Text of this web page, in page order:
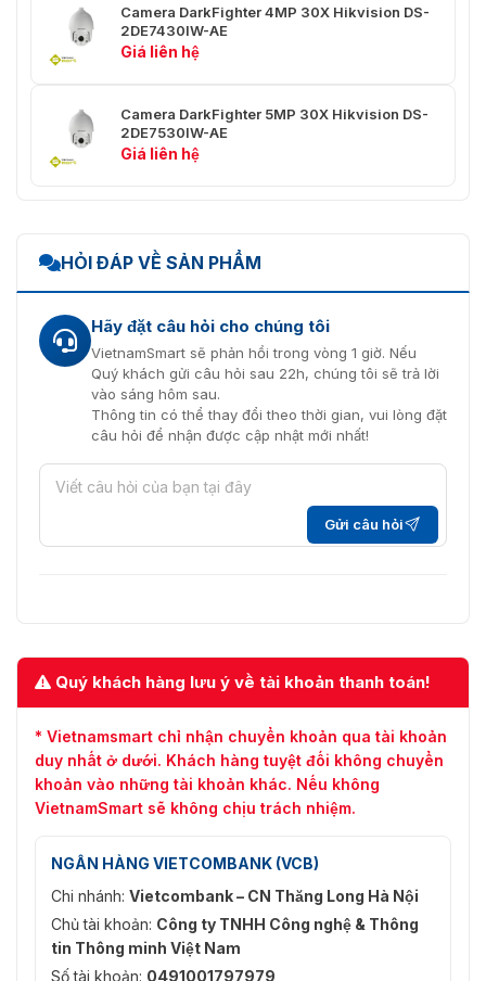
Tỷ lệ
khung
hình:
Bản gốc:
50Hz: 25 khung hình/giây (3840 × 2160, 3072 ×
1728, 2560 × 1440, 1920 × 1 080, 1280 × 720)
Toàn cảnh + ePTZ:
Kênh toàn cảnh:
50Hz: 25 khung hình / giây (3840 × 2160, 3072 ×
50Hz: 25 khung hình/giây (1920 × 1080, 1280 ×
720)
Toàn cảnh được chia:
50Hz: 25 khung hình/giây (2032 × 3616)
60Hz: 30 khung hình/giây (2032 × 3616)
hình
ảnh:
BLC, 3D DNR, HLC, defog, EIS (chỉ hỗ trợ chế độ
gốc)
Cài đặt
Xoay (chỉ chế độ gốc hỗ trợ), độ bão hòa, độ
sáng, độ tương phản, độ sắc nét, AGC và cân
HLC: Ủng hộ
sương
thông
minh:
Ủng hộ
3D:
Chuyển
đổi
ngày/
đêm:
Ngày/Đêm/Tự động/Lịch trình/Kích hoạt bằng
báo động vào (với model –S)
Camera DarkFighter 4MP 30X Hikvision DS-
2DE7430IW-AE
Giá liên hệ
Camera DarkFighter 5MP 30X Hikvision DS-
2DE7530IW-AE
Giá liên hệ
HỎI ĐÁP VỀ SẢN PHẨM
Hãy đặt câu hỏi cho chúng tôi
VietnamSmart sẽ phản hồi trong vòng 1 giờ. Nếu
Quý khách gửi câu hỏi sau 22h, chúng tôi sẽ trả lời
vào sáng hôm sau.
Thông tin có thể thay đổi theo thời gian, vui lòng đặt
câu hỏi để nhận được cập nhật mới nhất!
Gửi câu hỏi
Quý khách hàng lưu ý về tài khoản thanh toán!
* Vietnamsmart chỉ nhận chuyển khoản qua tài khoản
duy nhất ở dưới. Khách hàng tuyệt đối không chuyển
khoản vào những tài khoản khác. Nếu không
VietnamSmart sẽ không chịu trách nhiệm.
NGÂN HÀNG VIETCOMBANK (VCB)
Chi nhánh: Vietcombank – CN Thăng Long Hà Nội
Chủ tài khoản: Công ty TNHH Công nghệ & Thông
tin Thông minh Việt Nam
Số tài khoản: 0491001797979